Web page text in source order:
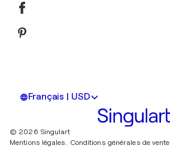
Français | USD
© 2026 Singulart
Mentions légales. Conditions générales de vente